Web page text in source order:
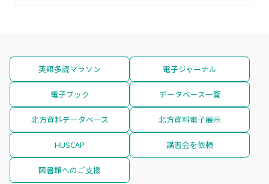
英語多読マラソン 電子ジャーナル
電子ブック データベース一覧
北方資料データベース 北方資料電子展示
HUSCAP 講習会を依頼
図書館へのご支援